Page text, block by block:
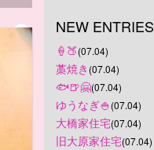
NEW ENTRIES
‪🍦‬🍑(07.04)
藁焼き (07.04)
🐟🍺🤗(07.04)
ゆうなぎ🍚(07.04)
大橋家住宅(07.04)
旧大原家住宅(07.04)